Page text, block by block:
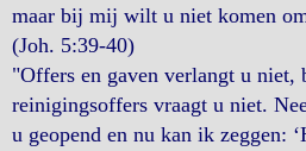
maar bij mij wilt u niet komen
(Joh. 5:39-40)
"Offers en gaven verlangt u niet,
reinigingsoffers vraagt u niet.
u geopend en nu kan ik zeggen: